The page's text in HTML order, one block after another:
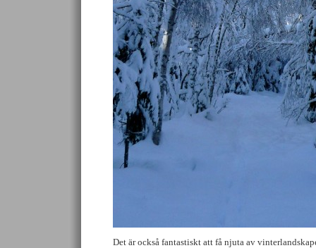
Det är också fantastiskt att få njuta av